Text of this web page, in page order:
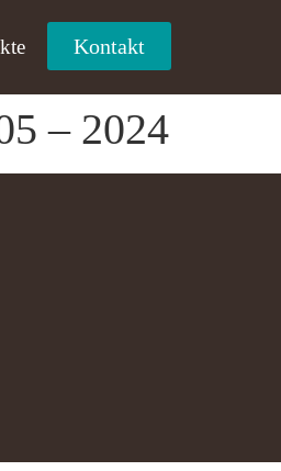
Kontakt
– 2024